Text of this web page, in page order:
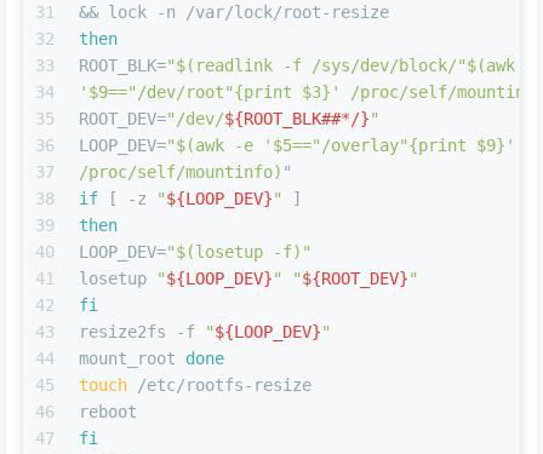
31
32
33
34
35
36
37
38
39
40
41
42
43
44
45
46
47
&& lock -n /var/lock/root-resize
then
ROOT_BLK="$(readlink -f /sys/dev/block/"$(awk -
'$9=="/dev/root"{print $3}' /proc/self/
ROOT_DEV="/dev/${ROOT_BLK##*/}"
LOOP_DEV="$(awk -e '$5=="/overlay"{print $9}' \
/proc/self/mountinfo) "
if [ -z "${LOOP_DEV}"
]
then
LOOP_DEV="$(losetup -f) "
losetup
"${LOOP_DEV}" "${ROOT_DEV}"
fi
resize2fs -f
"${LOOP_DEV}"
mount_root done
touch /etc/rootfs-resize
reboot
fi